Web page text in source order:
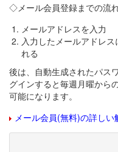
◇メール会員登録までの流
メールアドレスを入力
入力したメールアドレ
れる
後は、自動生成されたパス
グインすると毎週月曜から
可能になります。
メール会員(無料)の詳しい